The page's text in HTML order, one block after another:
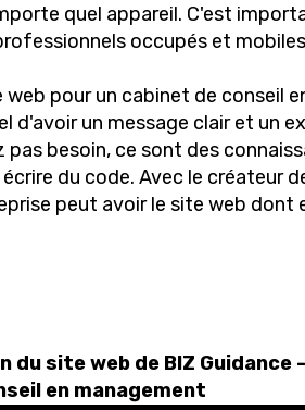
quel appareil. C'est
occupés et
pour un cabinet de conseil
d'avoir un message clair et un
pas besoin, ce sont des
du code. Avec le créateur
peut avoir le site web dont
du site web de BIZ Guidance
en management